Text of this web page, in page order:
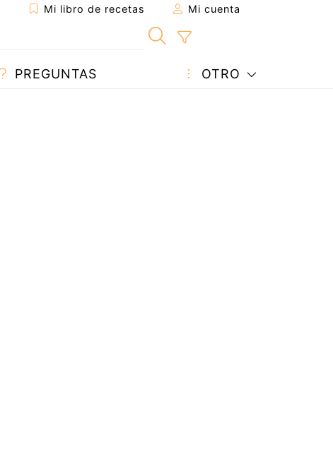
Mi libro de recetas Mi cuenta
PREGUNTAS OTRO